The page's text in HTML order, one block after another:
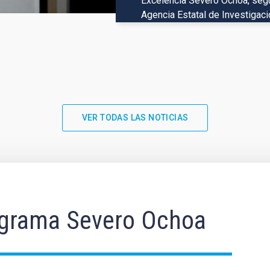
Agencia Estatal de
El Consorcio Euclid (CE)
basados en las
VER TODAS LAS NOTICIAS
Severo Ochoa